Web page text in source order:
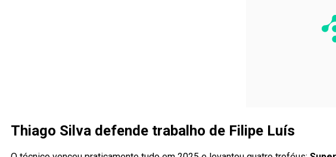
Thiago Silva defende trabalho de Filipe Luís